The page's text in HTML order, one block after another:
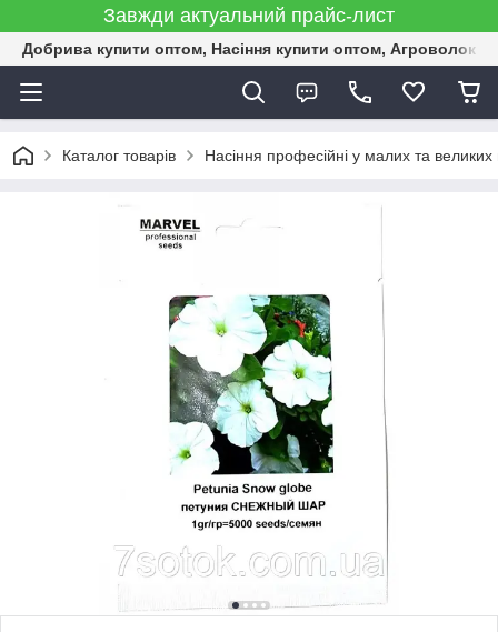
Завжди актуальний прайс-лист
Добрива купити оптом, Насіння купити оптом,
Каталог товарів Насіння професійні у малих та великих